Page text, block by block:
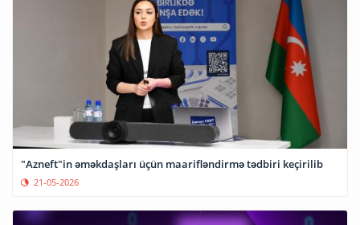
"Azneft"in əməkdaşları üçün maarifləndirmə tədbiri keçirilib
21-05-2026